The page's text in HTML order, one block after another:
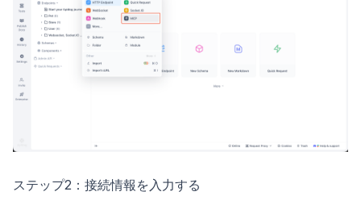
ステップ2：接続情報を入力する